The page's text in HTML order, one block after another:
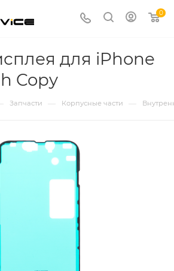
0
для iPhone
Copy
Запчасти — Корпусные части —